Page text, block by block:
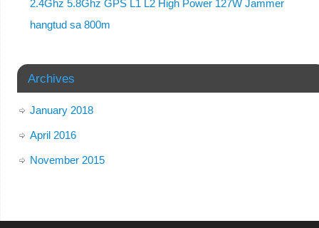
2.4Ghz 5.8Ghz GPS L1 L2 High Power 127W Jammer
hangtud sa 800m
Archives
January 2018
April 2016
November 2015